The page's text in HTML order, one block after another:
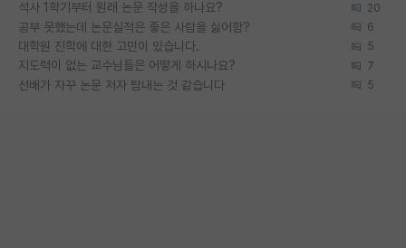
석사 1학기부터 원래 논문 작성을 하나요? 20
공부 못했는데 논문실적은 좋은 사람을 싫어함? 6
대학원 진학에 대한 고민이 있습니다. 5
지도력이 없는 교수님들은 어떻게 하시나요? 7
선배가 자꾸 논문 저자 탐내는 것 같습니다 5